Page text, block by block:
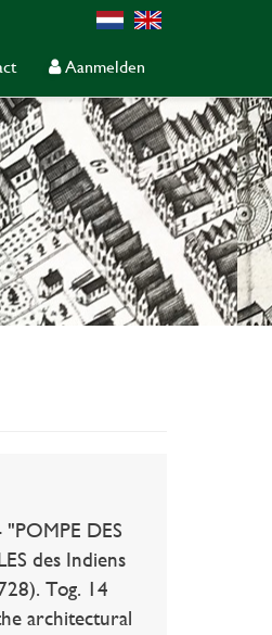
Aanmelden
DES
des Indiens
Tog. 14
architectural